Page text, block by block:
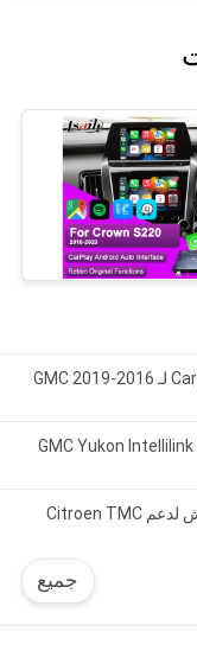
Lsailt نظام الملاحة GPS Android واجهة Carplay لـ 2016-2019 GMC
واجهة الفيديو الوسائط المتعددة لـ 2015-2020 GMC Yukon Intellilink
جميع